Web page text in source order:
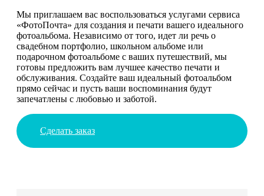
Мы приглашаем вас воспользоваться услугами сервиса
«ФотоПочта» для создания и печати вашего идеального
фотоальбома. Независимо от того, идет ли речь о
свадебном портфолио, школьном альбоме или
подарочном фотоальбоме с ваших путешествий, мы
готовы предложить вам лучшее качество печати и
обслуживания. Создайте ваш идеальный фотоальбом
прямо сейчас и пусть ваши воспоминания будут
запечатлены с любовью и заботой.
Сделать заказ